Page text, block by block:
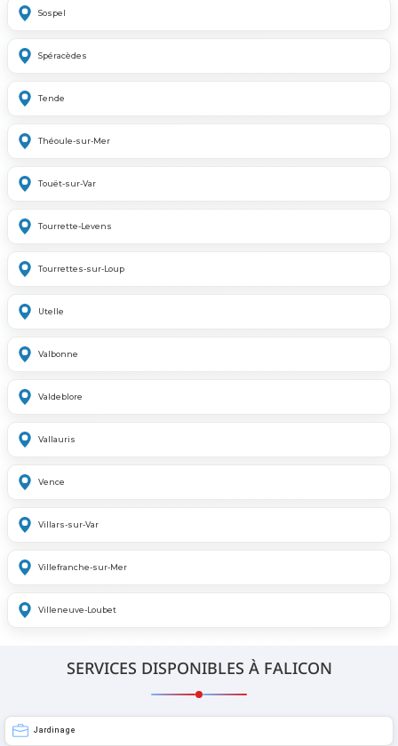
Sospel
Spéracèdes
Tende
Théoule-sur-Mer
Touët-sur-Var
Tourrette-Levens
Tourrettes-sur-Loup
Utelle
Valbonne
Valdeblore
Vallauris
Vence
Villars-sur-Var
Villefranche-sur-Mer
Villeneuve-Loubet
SERVICES DISPONIBLES À FALICON
Jardinage